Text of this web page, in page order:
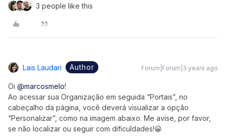
3 people like this
Lais Laudari Author Forum|Forum|3 years ago
Oi @marcosmelo!
Ao acessar sua Organização em seguida “Portais”, no
cabeçalho da página, você deverá visualizar a opção
“Personalizar”, como na imagem abaixo. Me avise, por favor,
se não localizar ou seguir com dificuldades!😀